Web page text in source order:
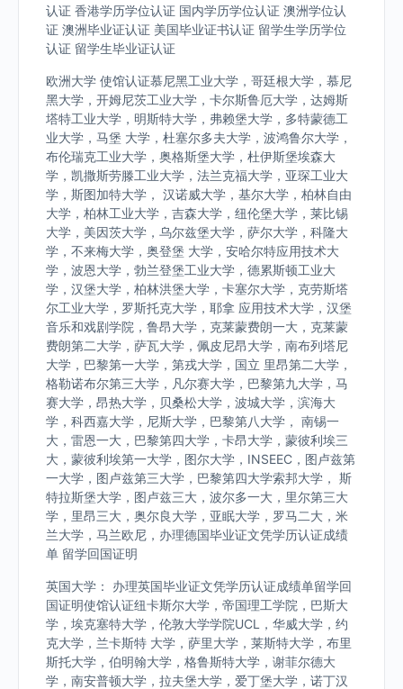
认证 香港学历学位认证 国内学历学位认证 澳洲学位认
证 澳洲毕业证认证 美国毕业证书认证 留学生学历学位
认证 留学生毕业证认证
欧洲大学 使馆认证慕尼黑工业大学，哥廷根大学，慕尼
黑大学，开姆尼茨工业大学，卡尔斯鲁厄大学，达姆斯
塔特工业大学，明斯特大学，弗赖堡大学，多特蒙德工
业大学，马堡 大学，杜塞尔多夫大学，波鸿鲁尔大学，
布伦瑞克工业大学，奥格斯堡大学，杜伊斯堡埃森大
学，凯撒斯劳滕工业大学，法兰克福大学，亚琛工业大
学，斯图加特大学， 汉诺威大学，基尔大学，柏林自由
大学，柏林工业大学，吉森大学，纽伦堡大学，莱比锡
大学，美因茨大学，乌尔兹堡大学，萨尔大学，科隆大
学，不来梅大学，奥登堡 大学，安哈尔特应用技术大
学，波恩大学，勃兰登堡工业大学，德累斯顿工业大
学，汉堡大学，柏林洪堡大学，卡塞尔大学，克劳斯塔
尔工业大学，罗斯托克大学，耶拿 应用技术大学，汉堡
音乐和戏剧学院，鲁昂大学，克莱蒙费朗一大，克莱蒙
费朗第二大学，萨瓦大学，佩皮尼昂大学，南布列塔尼
大学，巴黎第一大学，第戎大学，国立 里昂第二大学，
格勒诺布尔第三大学，凡尔赛大学，巴黎第九大学，马
赛大学，昂热大学，贝桑松大学，波城大学，滨海大
学，科西嘉大学，尼斯大学，巴黎第八大学， 南锡一
大，雷恩一大，巴黎第四大学，卡昂大学，蒙彼利埃三
大，蒙彼利埃第一大学，图尔大学，INSEEC，图卢兹第
一大学，图卢兹第三大学，巴黎第四大学索邦大学， 斯
特拉斯堡大学，图卢兹三大，波尔多一大，里尔第三大
学，里昂三大，奥尔良大学，亚眠大学，罗马二大，米
兰大学，马兰欧尼，办理德国毕业证文凭学历认证成绩
单 留学回国证明
英国大学： 办理英国毕业证文凭学历认证成绩单留学回
国证明使馆认证纽卡斯尔大学，帝国理工学院，巴斯大
学，埃克塞特大学，伦敦大学学院UCL，华威大学，约
克大学，兰卡斯特 大学，萨里大学，莱斯特大学，布里
斯托大学，伯明翰大学，格鲁斯特大学，谢菲尔德大
学，南安普顿大学，拉夫堡大学，爱丁堡大学，诺丁汉